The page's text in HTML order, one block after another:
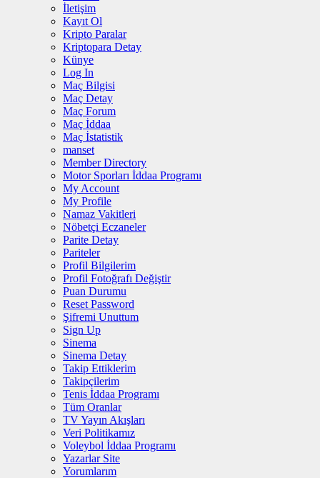
İletişim
Kayıt Ol
Kripto Paralar
Kriptopara Detay
Künye
Log In
Maç Bilgisi
Maç Detay
Maç Forum
Maç İddaa
Maç İstatistik
manset
Member Directory
Motor Sporları İddaa Programı
My Account
My Profile
Namaz Vakitleri
Nöbetçi Eczaneler
Parite Detay
Pariteler
Profil Bilgilerim
Profil Fotoğrafı Değiştir
Puan Durumu
Reset Password
Şifremi Unuttum
Sign Up
Sinema
Sinema Detay
Takip Ettiklerim
Takipçilerim
Tenis İddaa Programı
Tüm Oranlar
TV Yayın Akışları
Veri Politikamız
Voleybol İddaa Programı
Yazarlar Site
Yorumlarım